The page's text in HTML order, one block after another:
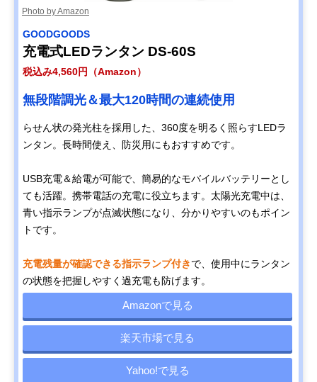
Photo by Amazon
‎GOODGOODS
充電式LEDランタン DS-60S
税込み4,560円（Amazon）
無段階調光＆最大120時間の連続使用
らせん状の発光柱を採用した、360度を明るく照らすLEDラ
ンタン。長時間使え、防災用にもおすすめです。
USB充電＆給電が可能で、簡易的なモバイルバッテリーとし
ても活躍。携帯電話の充電に役立ちます。太陽光充電中は、
青い指示ランプが点滅状態になり、分かりやすいのもポイン
トです。
充電残量が確認できる指示ランプ付きで、使用中にランタン
の状態を把握しやすく過充電も防げます。
Amazonで見る
楽天市場で見る
Yahoo!で見る